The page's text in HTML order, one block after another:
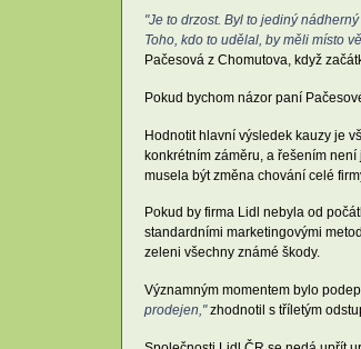
"Je to drzost. Byl to jediný
Toho, kdo to udělal, by měli místo
Pačesová z Chomutova, když
Pokud bychom názor paní
Hodnotit hlavní výsledek kauzy je
konkrétním záměru, a řešením
musela být změna chování celé
Pokud by firma Lidl nebyla od
standardními marketingovými
zeleni všechny známé škody.
Významným momentem bylo
prodejen,"zhodnotil s tříletým